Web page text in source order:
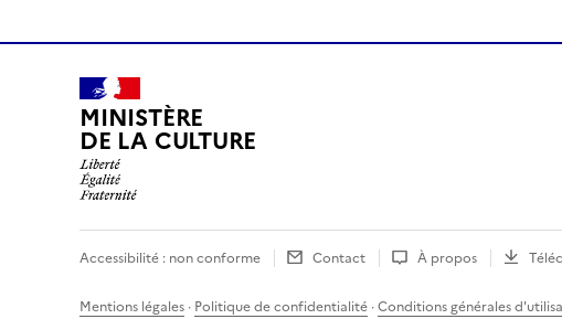
MINISTÈRE
DE LA CULTURE
Accessibilité : non conforme Contact À propos
Mentions légales · Politique de confidentialité ·Conditions générales